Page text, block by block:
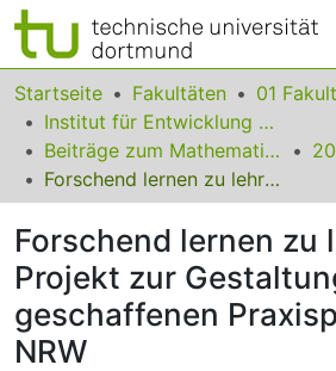
Bereiche & Sammlungen
Das gesamte Repositorium
Statistiken
FAQ
Leitlinien
Zurück zur Startseite
Startseite Fakultäten
Institut für Entwicklung und Erforschung des Mathematikunterrichts
Beiträge zum Mathematikunterricht
Forschend lernen zu lehren - ein Projekt zur Gestaltung der neu geschaffenen Praxisphase in NRW
Forschend lernen zu
Projekt zur
geschaffenen
NRW